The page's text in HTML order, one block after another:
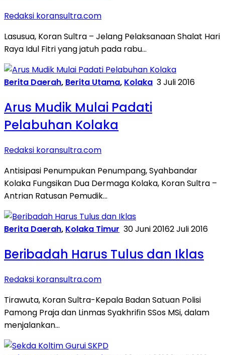
Redaksi koransultra.com
Lasusua, Koran Sultra – Jelang Pelaksanaan Shalat Hari
Raya Idul Fitri yang jatuh pada rabu…
Berita Daerah, Berita Utama, Kolaka 3 Juli 2016
Arus Mudik Mulai Padati
Pelabuhan Kolaka
Redaksi koransultra.com
Antisipasi Penumpukan Penumpang, Syahbandar
Kolaka Fungsikan Dua Dermaga Kolaka, Koran Sultra –
Antrian Ratusan Pemudik…
Berita Daerah, Kolaka Timur 30 Juni 20162 Juli 2016
Beribadah Harus Tulus dan Iklas
Redaksi koransultra.com
Tirawuta, Koran Sultra-Kepala Badan Satuan Polisi
Pamong Praja dan Linmas Syakhrifin SSos MSi, dalam
menjalankan…